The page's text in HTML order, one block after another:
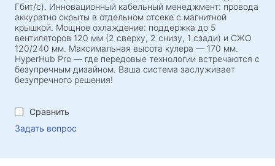
Игровые столы
Игровые манипуляторы
Геймпады
Игровые рули
Игровая мебель и аксессуары
Аксессуары и запчасти для кресел
Игровые столы
Гбит/с). Инновационный кабельный менеджмент: провода
аккуратно скрыты в отдельном отсеке с магнитной
крышкой. Мощное охлаждение: поддержка до 5
вентиляторов 120 мм (2 сверху, 2 снизу, 1 сзади) и СЖО
120/240 мм. Максимальная высота кулера — 170 мм.
HyperHub Pro — где передовые технологии встречаются с
безупречным дизайном. Ваша система заслуживает
безупречного решения!
Сравнить
Задать вопрос